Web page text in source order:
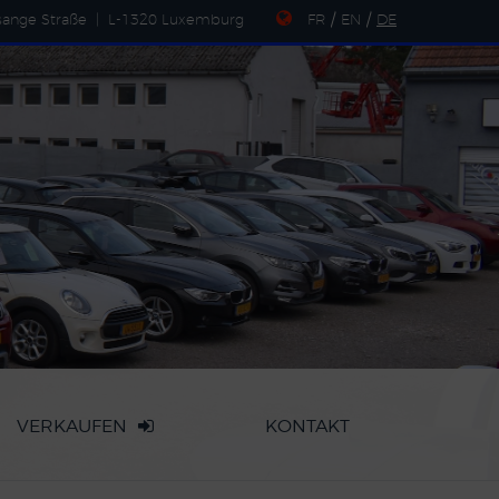
Straße L-1320 Luxemburg FR / EN / DE
VERKAUFEN KONTAKT